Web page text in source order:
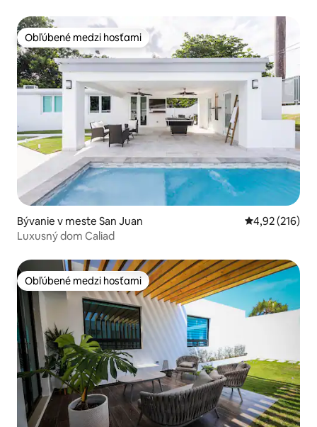
Obľúbené medzi hosťami
Obľúbené medzi hosťami
Bývanie v meste San Juan Priemerné
4,92 (216)
Luxusný dom Caliad
Obľúbené medzi hosťami
Obľúbené medzi hosťami